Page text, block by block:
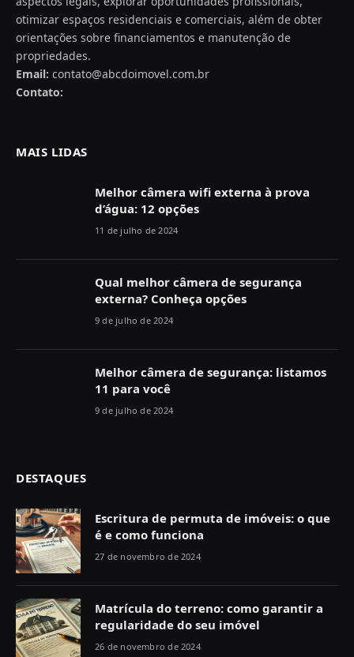
otimizar espaços residenciais e comerciais, além de obter
orientações sobre financiamentos e manutenção de
propriedades.
Email: contato@abcdoimovel.com.br
Contato:
MAIS LIDAS
Melhor câmera wifi externa à prova
d’água: 12 opções
11 de julho de 2024
Qual melhor câmera de segurança
externa? Conheça opções
9 de julho de 2024
Melhor câmera de segurança: listamos
11 para você
9 de julho de 2024
DESTAQUES
Escritura de permuta de imóveis: o que
é e como funciona
27 de novembro de 2024
Matrícula do terreno: como garantir a
regularidade do seu imóvel
26 de novembro de 2024